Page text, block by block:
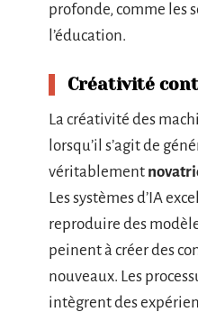
profonde, comme les
l’éducation.
Créativité
La créativité des
lorsqu’il s’agit de
véritablement
Les systèmes d’IA
reproduire des
peinent à créer des
nouveaux. Les
intègrent des